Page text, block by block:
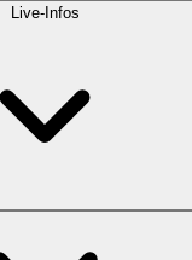
Live-Infos